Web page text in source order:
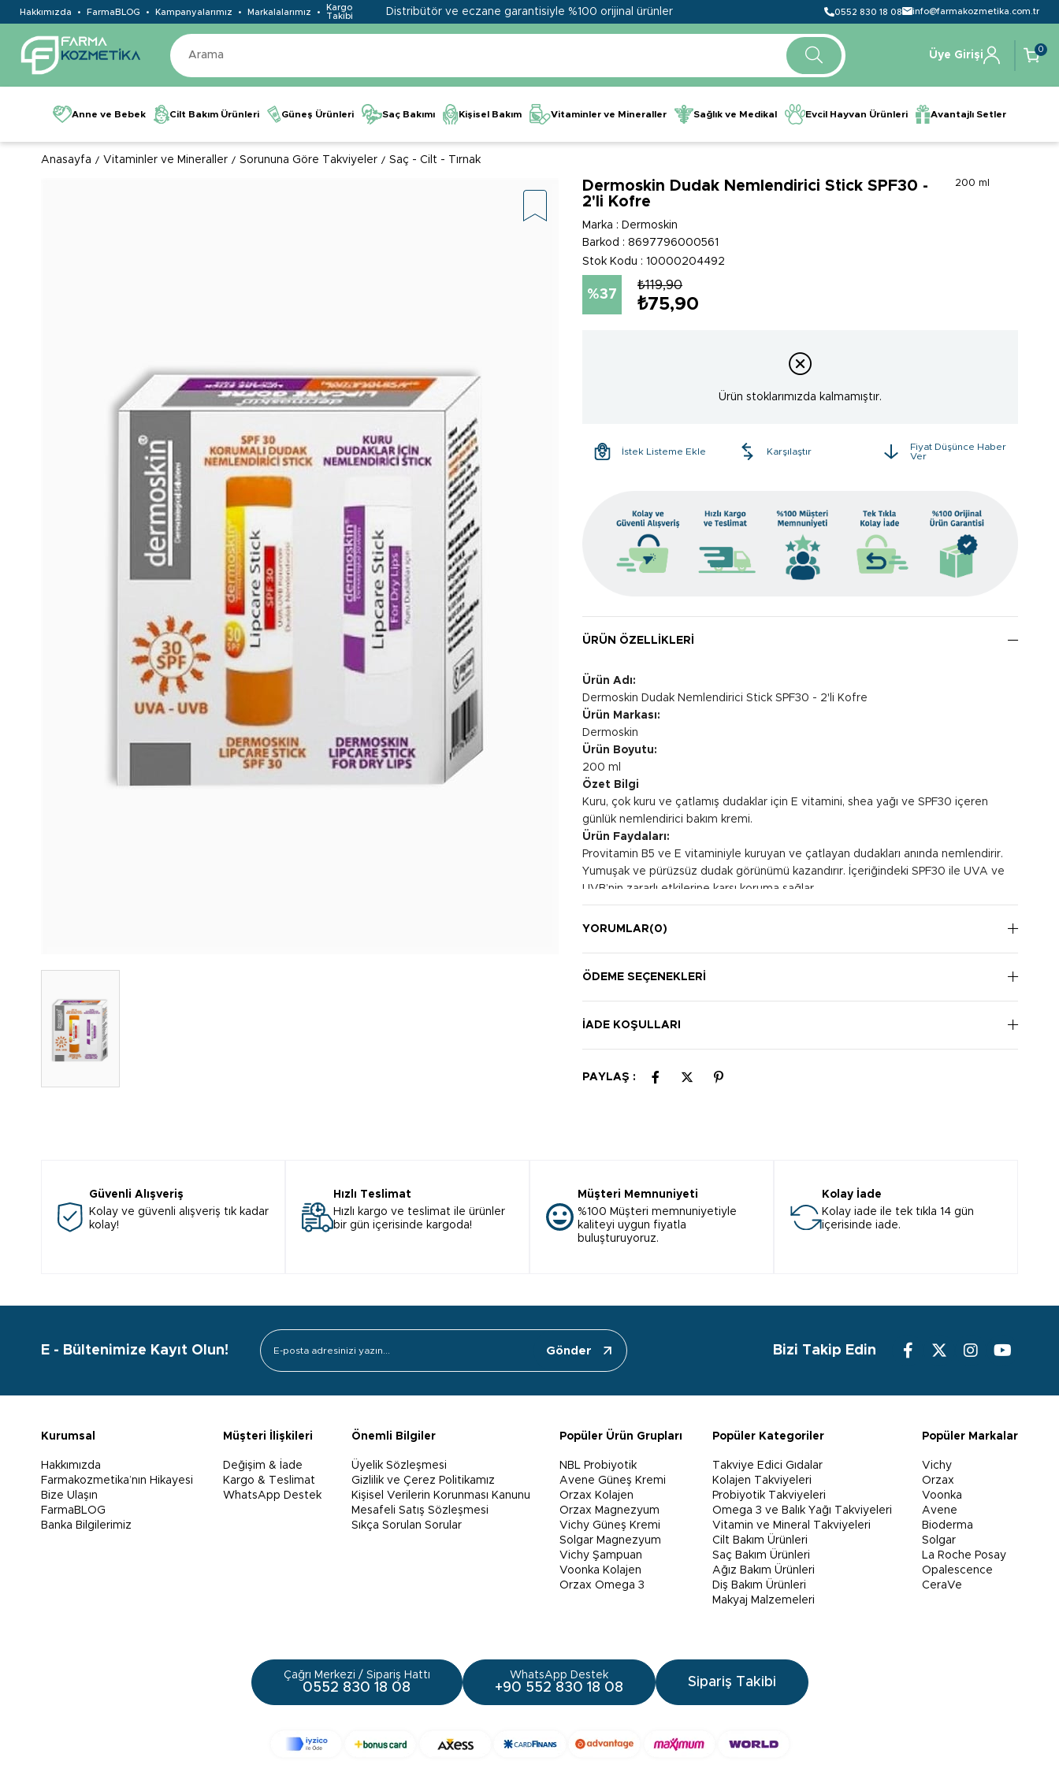
Hakkımızda FarmaBLOG Kampanyalarımız Markalalarımız
Kargo
Takibi
Distribütör ve eczane garantisiyle %100 orijinal ürünler 0552 830 18 08 info@farmakozmetika.com.tr
Üye Girişi
0
Anne ve Bebek Cilt Bakım Ürünleri Güneş Ürünleri Saç Bakımı Kişisel Bakım Vitaminler ve Mineraller Sağlık ve Medikal Evcil Hayvan Ürünleri Avantajlı Setler
Anasayfa Vitaminler ve Mineraller Sorununa Göre Takviyeler Saç - Cilt - Tırnak
200 ml
Dermoskin Dudak Nemlendirici Stick SPF30 -
2'li Kofre
Marka : Dermoskin
Barkod : 8697796000561
Stok Kodu
10000204492
37
₺119,90
₺75,90
Ürün stoklarımızda kalmamıştır.
İstek Listeme Ekle Karşılaştır
Fiyat Düşünce Haber
Ver
ÜRÜN ÖZELLIKLERI
Ürün Adı:
Dermoskin Dudak Nemlendirici Stick SPF30 - 2'li Kofre
Ürün Markası:
Dermoskin
Ürün Boyutu:
200 ml
Özet Bilgi
Kuru, çok kuru ve çatlamış dudaklar için E vitamini, shea yağı ve SPF30 içeren
günlük nemlendirici bakım kremi.
Ürün Faydaları:
Provitamin B5 ve E vitaminiyle kuruyan ve çatlayan dudakları anında nemlendirir.
Yumuşak ve pürüzsüz dudak görünümü kazandırır. İçeriğindeki SPF30 ile UVA ve
UVB’nin zararlı etkilerine karşı koruma sağlar.
Kullanım Şekli:
Günlük kullanım için uygundur. Dudaklarınıza günde üç ya da dört kez
YORUMLAR(0)
ÖDEME SEÇENEKLERI
İADE KOŞULLARI
PAYLAŞ :
Güvenli Alışveriş
Kolay ve güvenli alışveriş tık kadar
kolay!
Hızlı Teslimat
Hızlı kargo ve teslimat ile ürünler
bir gün içerisinde kargoda!
Müşteri Memnuniyeti
%100 Müşteri memnuniyetiyle
kaliteyi uygun fiyatla
buluşturuyoruz.
Kolay İade
Kolay iade ile tek tıkla 14 gün
içerisinde iade.
E - Bültenimize Kayıt Olun! Gönder Bizi Takip Edin
Kurumsal
Hakkımızda
Farmakozmetika’nın Hikayesi
Bize Ulaşın
FarmaBLOG
Banka Bilgilerimiz
Müşteri İlişkileri
Değişim & İade
Kargo & Teslimat
WhatsApp Destek
Önemli Bilgiler
Üyelik Sözleşmesi
Gizlilik ve Çerez Politikamız
Kişisel Verilerin Korunması Kanunu
Mesafeli Satış Sözleşmesi
Sıkça Sorulan Sorular
Popüler Ürün Grupları
NBL Probiyotik
Avene Güneş Kremi
Orzax Kolajen
Orzax Magnezyum
Vichy Güneş Kremi
Solgar Magnezyum
Vichy Şampuan
Voonka Kolajen
Orzax Omega 3
Popüler Kategoriler
Takviye Edici Gıdalar
Kolajen Takviyeleri
Probiyotik Takviyeleri
Omega 3 ve Balık Yağı Takviyeleri
Vitamin ve Mineral Takviyeleri
Cilt Bakım Ürünleri
Saç Bakım Ürünleri
Ağız Bakım Ürünleri
Diş Bakım Ürünleri
Makyaj Malzemeleri
Popüler Markalar
Vichy
Orzax
Voonka
Avene
Bioderma
Solgar
La Roche Posay
Opalescence
CeraVe
Çağrı Merkezi / Sipariş Hattı
0552 830 18 08
WhatsApp Destek
+90 552 830 18 08 Sipariş Takibi